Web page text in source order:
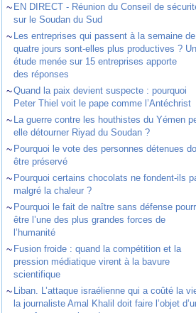
~ EN DIRECT - Réunion du Conseil de
sur le Soudan du Sud
~ Les entreprises qui passent à la semaine de
quatre jours sont-elles plus productives ?
étude menée sur 15 entreprises apporte
des réponses
~Quand la paix devient suspecte : pourquoi
Peter Thiel voit le pape comme l’Antéchrist
~ La guerre contre les houthistes du Yémen
elle détourner Riyad du Soudan ?
~ Pourquoi le vote des personnes détenues
être préservé
~ Pourquoi certains chocolats ne fondent-ils
malgré la chaleur ?
~ Pourquoi le fait de naître sans défense
être l’une des plus grandes forces de
l’humanité
~ Fusion froide : quand la compétition et la
pression médiatique virent à la bavure
scientifique
~ Liban. L’attaque israélienne qui a coûté la
la journaliste Amal Khalil doit faire l’objet